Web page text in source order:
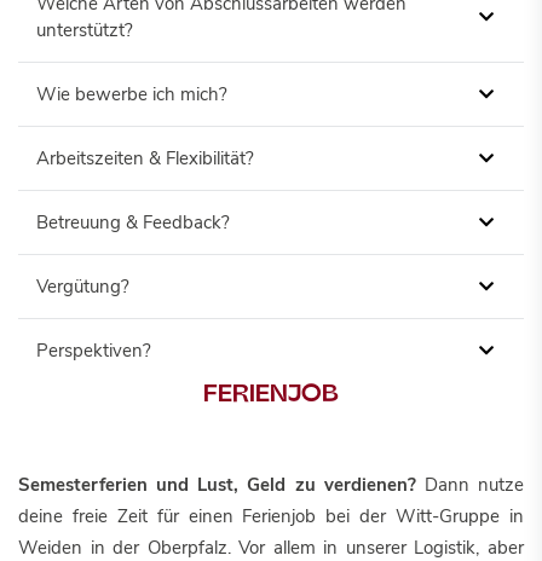
unterstützt?
Wie bewerbe ich mich?
Arbeitszeiten & Flexibilität?
Betreuung & Feedback?
Vergütung?
Perspektiven?
FERIENJOB
Semesterferien und Lust, Geld zu verdienen? Dann nutze
deine freie Zeit für einen Ferienjob bei der Witt-Gruppe in
Weiden in der Oberpfalz. Vor allem in unserer Logistik, aber